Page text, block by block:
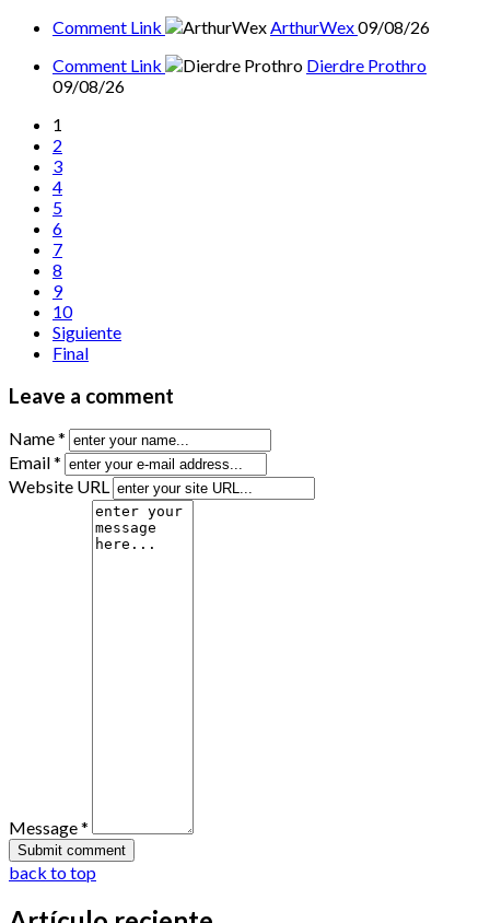
Comment Link
ArthurWex09/08/26
Comment Link
Dierdre Prothro
09/08/26
1
2
3
4
5
6
7
8
9
10
Siguiente
Final
Leave a comment
Name *
Email *
Website URL
Message *
back to top